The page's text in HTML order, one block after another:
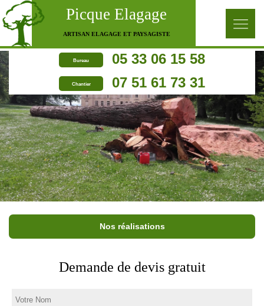
Picque Elagage
ARTISAN ELAGAGE ET PAYSAGISTE
Bureau 05 33 06 15 58
Chantier 07 51 61 73 31
Nos réalisations
Demande de devis gratuit